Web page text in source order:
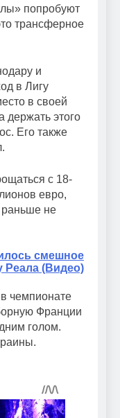
попробуют
трансферное
и
в Лигу
в своей
держать этого
Его также
с 18-
евро,
раньше не
смешное
(Видео)
чемпионате
Франции
голом.